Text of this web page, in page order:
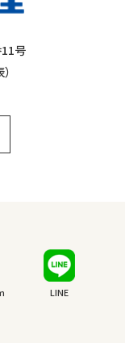
号
LINE